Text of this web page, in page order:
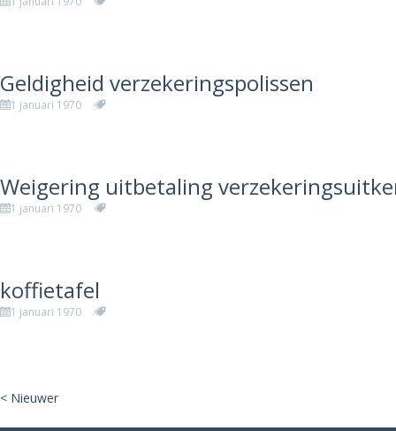
Geldigheid verzekeringspolissen
1 januari 1970
Weigering uitbetaling
1 januari 1970
koffietafel
1 januari 1970
< Nieuwer